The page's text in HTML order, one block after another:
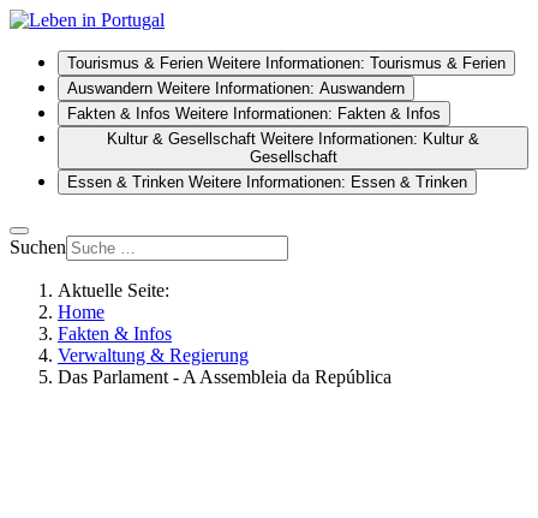
Tourismus & Ferien Weitere Informationen: Tourismus & Ferien
Auswandern Weitere Informationen: Auswandern
Fakten & Infos Weitere Informationen: Fakten & Infos
Kultur & Gesellschaft Weitere Informationen: Kultur &
Gesellschaft
Essen & Trinken Weitere Informationen: Essen & Trinken
Suchen
Aktuelle Seite:
Home
Fakten & Infos
Verwaltung & Regierung
Das Parlament - A Assembleia da República